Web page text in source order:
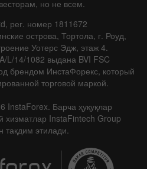
но не всем.
рег. номер 1811672
острова, Тортола, г. Роуд,
Уотерс Эдж, этаж 4.
L/14/1082 выдана BVI FSC
брендом ИнстаФорекс, который
торговой маркой.
InstaForex. Барча ҳуқуқлар
хизматлар InstaFintech Group
тақдим этилади.